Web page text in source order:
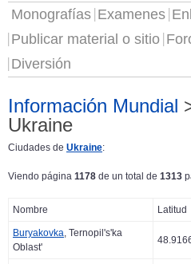
Monografías Examenes
Publicar material o sitio
Diversión
Información Mundial
Ukraine
Ciudades de Ukraine:
Viendo página 1178 de un total de 1313
Nombre Latitud
Buryakovka, Ternopil's'ka
Oblast'